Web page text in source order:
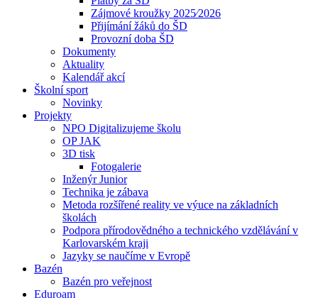
Zájmové kroužky 2025⁄2026
Přijímání žáků do ŠD
Provozní doba ŠD
Dokumenty
Aktuality
Kalendář akcí
Školní sport
Novinky
Projekty
NPO Digitalizujeme školu
OP JAK
3D tisk
Fotogalerie
Inženýr Junior
Technika je zábava
Metoda rozšířené reality ve výuce na základních
školách
Podpora přírodovědného a technického vzdělávání v
Karlovarském kraji
Jazyky se naučíme v Evropě
Bazén
Bazén pro veřejnost
Eduroam